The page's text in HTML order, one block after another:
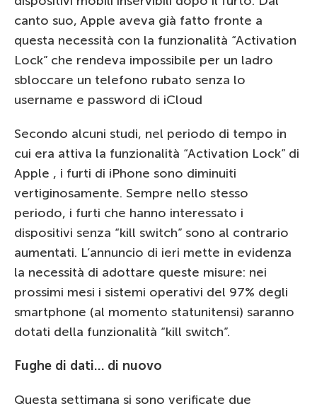
canto suo, Apple aveva già fatto fronte a
questa necessità con la funzionalità “Activation
Lock” che rendeva impossibile per un ladro
sbloccare un telefono rubato senza lo
username e password di iCloud
Secondo alcuni studi, nel periodo di tempo in
cui era attiva la funzionalità “Activation Lock” di
Apple , i furti di iPhone sono diminuiti
vertiginosamente. Sempre nello stesso
periodo, i furti che hanno interessato i
dispositivi senza “kill switch” sono al contrario
aumentati. L’annuncio di ieri mette in evidenza
la necessità di adottare queste misure: nei
prossimi mesi i sistemi operativi del 97% degli
smartphone (al momento statunitensi) saranno
dotati della funzionalità “kill switch”.
Fughe di dati… di nuovo
Questa settimana si sono verificate due